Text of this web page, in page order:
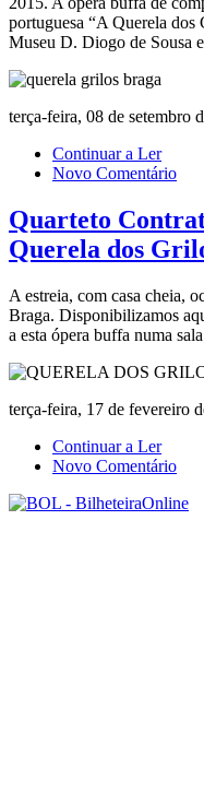
portuguesa “A Querela dos
Museu D. Diogo de Sousa
terça-feira, 08 de setembro
Continuar a Ler
Novo Comentário
Quarteto
Querela dos
A estreia, com casa cheia,
Braga. Disponibilizamos
a esta ópera buffa numa
terça-feira, 17 de fevereiro
Continuar a Ler
Novo Comentário